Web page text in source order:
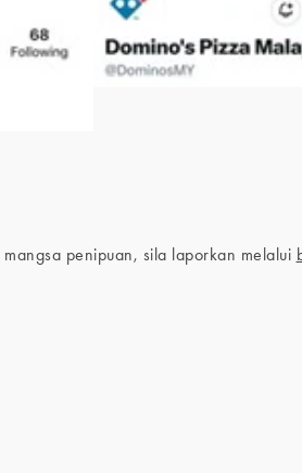
penipuan, sila laporkan melalui